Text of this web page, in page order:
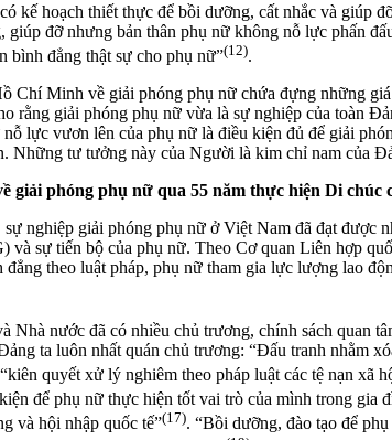
kế hoạch thiết thực để bồi dưỡng, cất nhắc và giúp
giúp đỡ nhưng bản thân phụ nữ không nỗ lực phấn
bình đẳng thật sự cho phụ nữ”(12).
Chí Minh về giải phóng phụ nữ chứa đựng những
rằng giải phóng phụ nữ vừa là sự nghiệp của toàn
lực vươn lên của phụ nữ là điều kiện đủ để giải
Những tư tưởng này của Người là kim chỉ nam của
giải phóng phụ nữ qua 55 năm thực hiện Di
nghiệp giải phóng phụ nữ ở Việt Nam đã đạt được
và sự tiến bộ của phụ nữ. Theo Cơ quan Liên hợp
theo luật pháp, phụ nữ tham gia lực lượng lao
Nhà nước đã có nhiều chủ trương, chính sách
ta luôn nhất quán chủ trương: “Đấu tranh nhằm
quyết xử lý nghiêm theo pháp luật các tệ nạn xã
để phụ nữ thực hiện tốt vai trò của mình trong gia
và hội nhập quốc tế”(17). “Bồi dưỡng, đào tạo để